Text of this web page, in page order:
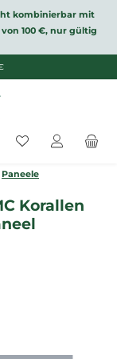
kombinierbar mit
100 €, nur gültig
Du hast 0
Paneele
Korallen